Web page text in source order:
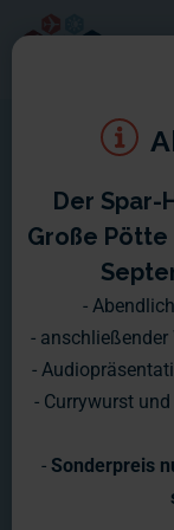
Der Spar-
Große
-
- anschließender
-
- Currywurst
- Sonderpreis